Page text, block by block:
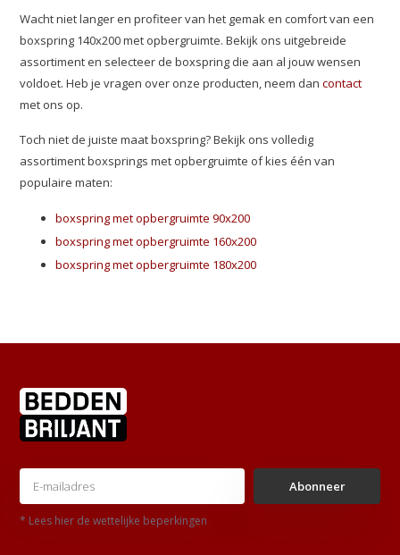
Wacht niet langer en profiteer van het gemak en comfort van een
boxspring 140x200 met opbergruimte. Bekijk ons uitgebreide
assortiment en selecteer de boxspring die aan al jouw wensen
voldoet. Heb je vragen over onze producten, neem dancontact
met ons op.
Toch niet de juiste maat boxspring? Bekijk ons volledig
assortiment boxsprings met opbergruimte of kies één van
populaire maten:
boxspring met opbergruimte 90x200
boxspring met opbergruimte 160x200
boxspring met opbergruimte 180x200
Abonneer
* Lees hier de wettelijke beperkingen